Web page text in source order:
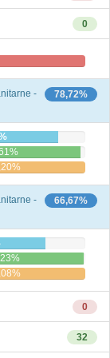
0
78,72%
-
66,67%
-
0
32